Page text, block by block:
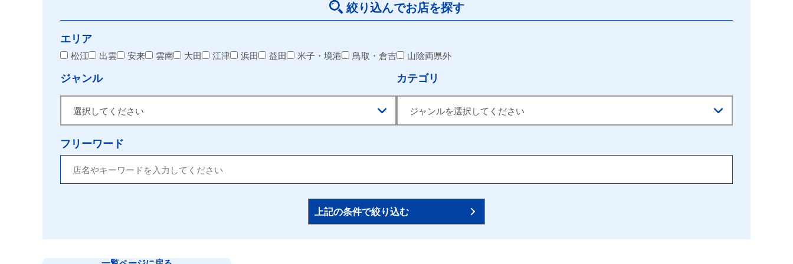
絞り込んでお店を探す
エリア
松江 出雲 安来 雲南 大田 江津 浜田 益田 米子・境港 鳥取・倉吉 山陰両県外
ジャンル カテゴリ
フリーワード
上記の条件で絞り込む